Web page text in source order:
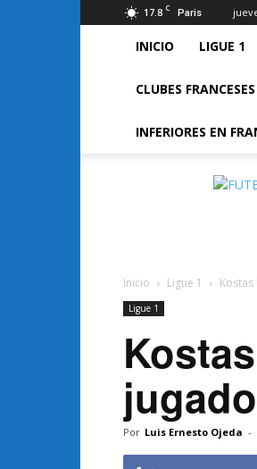
17.8 C Paris
INICIO LIGUE 1
CLUBES
INFERIORES EN
FUTBOL
Inicio Ligue 1
Ligue 1
Por Luis Ernesto Ojeda -